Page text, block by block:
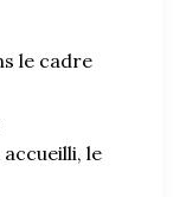
le cadre
le